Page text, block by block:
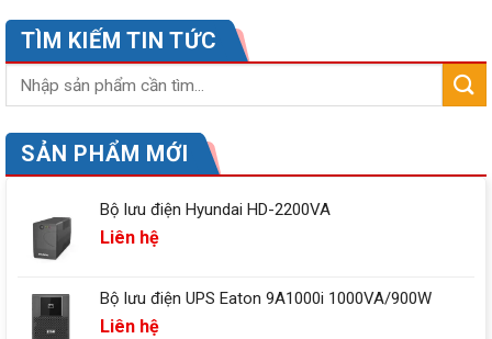
TÌM KIẾM TIN TỨC
SẢN PHẨM MỚI
Bộ lưu điện Hyundai HD-2200VA
Liên hệ
Bộ lưu điện UPS Eaton 9A1000i 1000VA/900W
Liên hệ